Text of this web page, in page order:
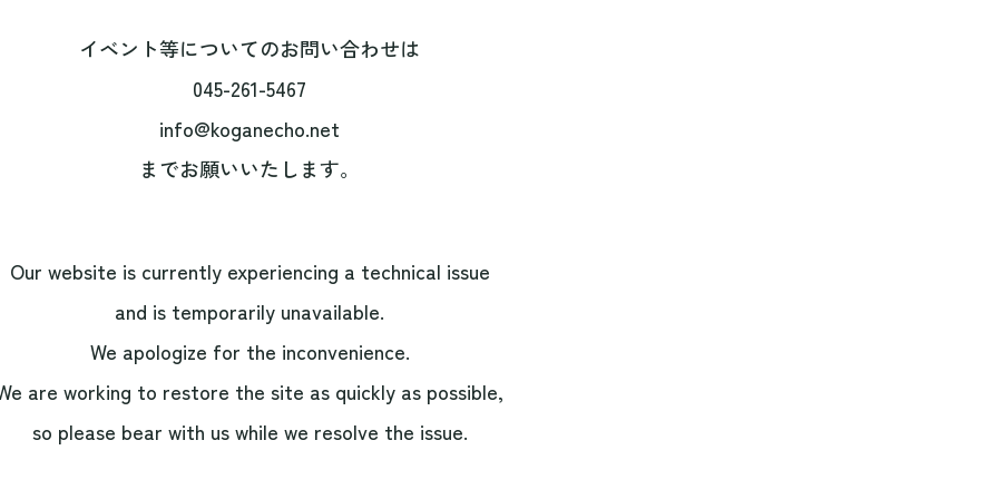
イベント等についてのお問い合わせは
045-261-5467
info@koganecho.net
までお願いいたします。
Our website is currently experiencing a technical issue
and is temporarily unavailable.
We apologize for the inconvenience.
are working to restore the site as quickly as possible,
so please bear with us while we resolve the issue.